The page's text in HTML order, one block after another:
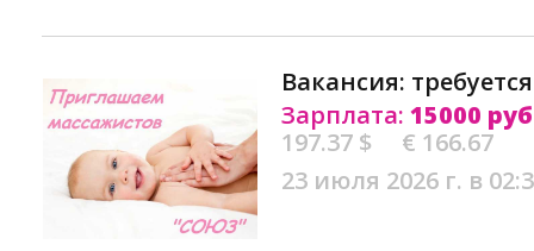
Вакансия:
Зарплата: 15000
197.37 $
€ 166.67
23 июля 2026 г. в